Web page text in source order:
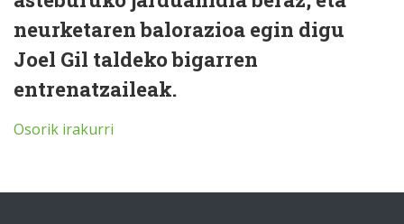
neurketaren balorazioa egin digu
Joel Gil taldeko bigarren
entrenatzaileak.
Osorik irakurri